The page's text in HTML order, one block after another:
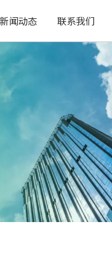
新闻动态 联系我们